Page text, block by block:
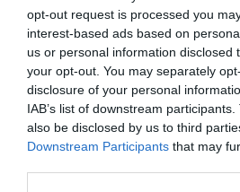
opt-out request is processed you
interest-based ads based on
us or personal information disclosed
your opt-out. You may separately
disclosure of your personal
IAB’s list of downstream
also be disclosed by us to third
Downstream Participants that may
Wymiary
(szer./głęb./wys.)
61.34
54.38
Waga 6.2 kg
Złącza